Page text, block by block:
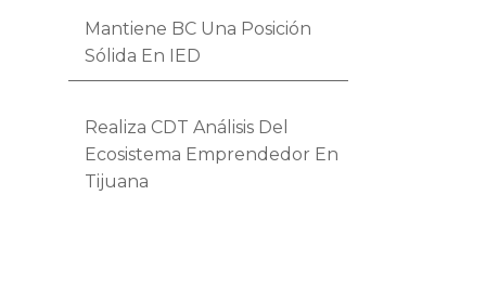
Mantiene BC Una Posición
Sólida En IED
Realiza CDT Análisis Del
Ecosistema Emprendedor En
Tijuana